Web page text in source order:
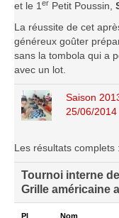
Saison 2011-2012
Saison 2010-2011
Saison 2009-2010
Saison 2008-2009
Les organisations
L'Open de Noël
Les Rapides
Les tournois de saison
Le Challenge Blitz
et le 1 er Petit Poussin,
La réussite de cet
généreux goûter
sans la tombola qui a
avec un lot.
Saison
25/06/2014
Les résultats complets :
Tournoi interne
Grille américaine
Pl Nom